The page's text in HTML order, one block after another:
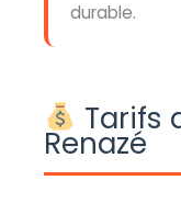
durable.
Tarifs
Renazé